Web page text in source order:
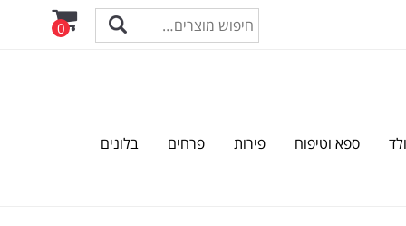
0
ספא וטיפוח פירות פרחים בלונים